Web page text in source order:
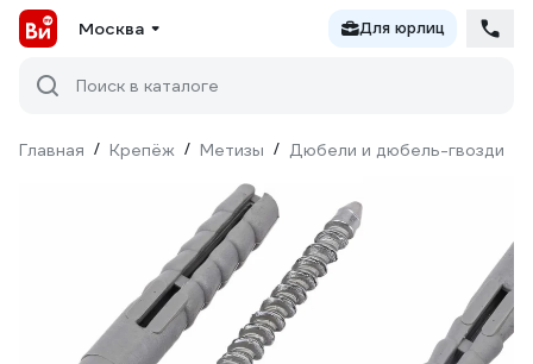
Москва Для юрлиц
Поиск в каталоге
Главная / Крепёж / Метизы / Дюбели и дюбель-гвозди